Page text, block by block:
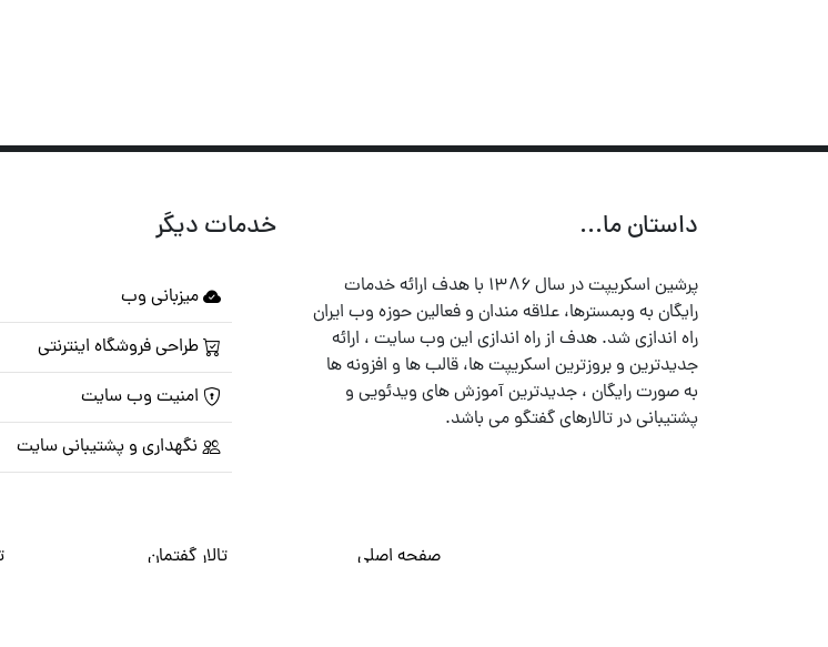
داستان ما...
پرشین اسکریپت در سال ۱۳۸۶ با هدف ارائه خدمات
رایگان به وبمسترها، علاقه مندان و فعالین حوزه وب ایران
راه اندازی شد. هدف از راه اندازی این وب سایت ، ارائه
جدیدترین و بروزترین اسکریپت ها، قالب ها و افزونه ها
به صورت رایگان ، جدیدترین آموزش های ویدئویی و
پشتیبانی در تالارهای گفتگو می باشد.
خدمات دیگر
میزبانی وب
طراحی فروشگاه اینترنتی
امنیت وب سایت
نگهداری و پشتیبانی سایت
صفحه اصلی تالار گفتمان